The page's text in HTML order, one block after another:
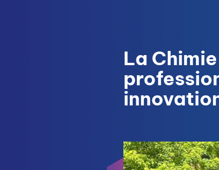
La